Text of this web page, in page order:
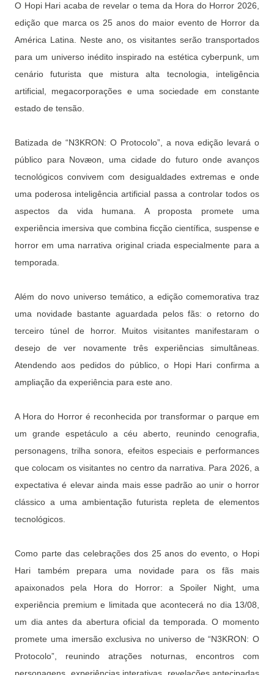
O Hopi Hari acaba de revelar o tema da Hora do Horror 2026,
edição que marca os 25 anos do maior evento de Horror da
América Latina. Neste ano, os visitantes serão transportados
para um universo inédito inspirado na estética cyberpunk, um
cenário futurista que mistura alta tecnologia, inteligência
artificial, megacorporações e uma sociedade em constante
estado de tensão.
Batizada de “N3KRON: O Protocolo”, a nova edição levará o
público para Novæon, uma cidade do futuro onde avanços
tecnológicos convivem com desigualdades extremas e onde
uma poderosa inteligência artificial passa a controlar todos os
aspectos da vida humana. A proposta promete uma
experiência imersiva que combina ficção científica, suspense e
horror em uma narrativa original criada especialmente para a
temporada.
Além do novo universo temático, a edição comemorativa traz
uma novidade bastante aguardada pelos fãs: o retorno do
terceiro túnel de horror. Muitos visitantes manifestaram o
desejo de ver novamente três experiências simultâneas.
Atendendo aos pedidos do público, o Hopi Hari confirma a
ampliação da experiência para este ano.
A Hora do Horror é reconhecida por transformar o parque em
um grande espetáculo a céu aberto, reunindo cenografia,
personagens, trilha sonora, efeitos especiais e performances
que colocam os visitantes no centro da narrativa. Para 2026, a
expectativa é elevar ainda mais esse padrão ao unir o horror
clássico a uma ambientação futurista repleta de elementos
tecnológicos.
Como parte das celebrações dos 25 anos do evento, o Hopi
Hari também prepara uma novidade para os fãs mais
apaixonados pela Hora do Horror: a Spoiler Night, uma
experiência premium e limitada que acontecerá no dia 13/08,
um dia antes da abertura oficial da temporada. O momento
promete uma imersão exclusiva no universo de “N3KRON: O
Protocolo”, reunindo atrações noturnas, encontros com